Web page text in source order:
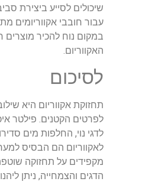
שיכולים לסייע ביצירת
עבור חובבי אקווריומים
במקום נוח להכיר
האקווריום.
לסיכום
תחזוקת אקווריום היא
לפרטים הקטנים. פילטר
לדגי נוי, החלפות מים
לאקווריום הם הבסיס
מקפידים על תחזוקה
הדגים והצמחייה, ניתן